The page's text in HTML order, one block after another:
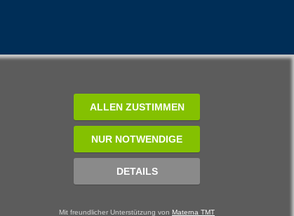
ALLEN ZUSTIMMEN
NUR NOTWENDIGE
DETAILS
Mit freundlicher Unterstützung von Materna TMT